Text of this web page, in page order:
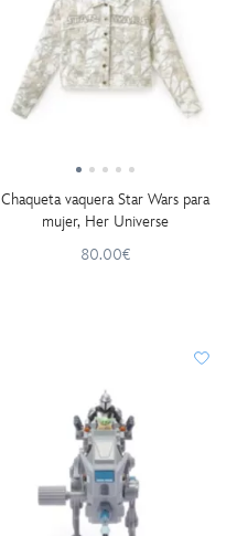
Chaqueta vaquera Star Wars para
mujer, Her Universe
80.00€